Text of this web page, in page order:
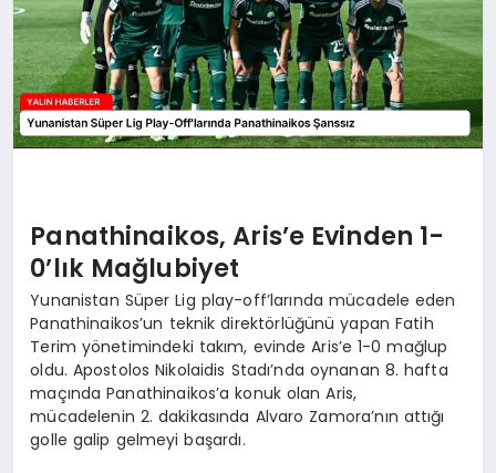
Panathinaikos, Aris’e Evinden 1-
0’lık Mağlubiyet
Yunanistan Süper Lig play-off’larında mücadele eden
Panathinaikos’un teknik direktörlüğünü yapan Fatih
Terim yönetimindeki takım, evinde Aris’e 1-0 mağlup
oldu. Apostolos Nikolaidis Stadı’nda oynanan 8. hafta
maçında Panathinaikos’a konuk olan Aris,
mücadelenin 2. dakikasında Alvaro Zamora’nın attığı
golle galip gelmeyi başardı.